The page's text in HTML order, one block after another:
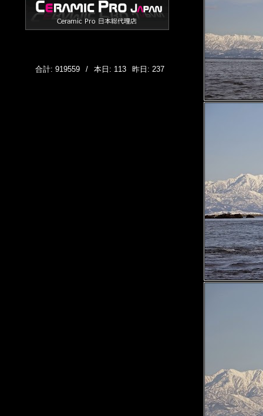
合計: 919559 / 本日: 113 昨日: 237